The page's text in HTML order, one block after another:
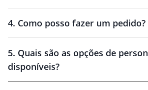
personalização
4. Como posso fazer um pedido?
amostra virtual
5. Quais são as opções de
disponíveis?